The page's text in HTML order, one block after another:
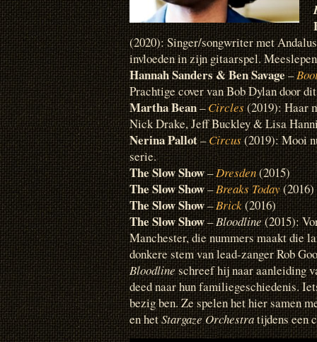
(2020): Singer/songwriter met
invloeden in zijn gitaarspel.
Hannah Sanders & Ben Savage–
Prachtige cover van Bob Dylan door
Martha Bean–Circles(2019): Haar
Nick Drake, Jeff Buckley & Lisa
Nerina Pallot–Circus(2019): Mooi
serie.
The Slow Show–Dresden(2015)
The Slow Show–Breaks Today(2016)
The Slow Show–Brick(2016)
The Slow Show–Bloodline(2015):
Manchester, die nummers maakt die
donkere stem van lead-zanger Rob
Bloodlineschreef hij naar aanleiding
deed naar hun familiegeschiedenis.
bezig ben. Ze spelen het hier samen
en hetStargaze Orchestratijdens een